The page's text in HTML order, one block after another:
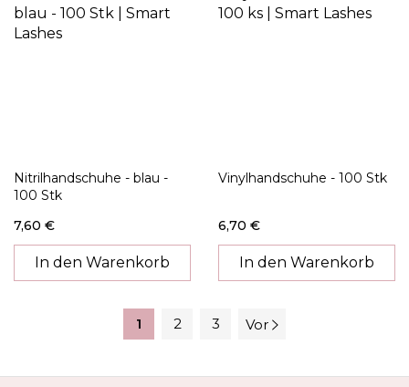
Nitrilhandschuhe - blau -
100 Stk
7,60 €
In den Warenkorb
Vinylhandschuhe - 100 Stk
6,70 €
In den Warenkorb
1 2 3 Vor